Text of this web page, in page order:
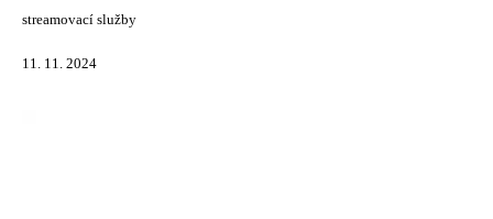
streamovací služby
11. 11. 2024